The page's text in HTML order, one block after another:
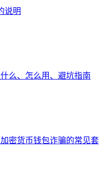
说明
么、怎么用、避坑指南
密货币钱包诈骗的常见套